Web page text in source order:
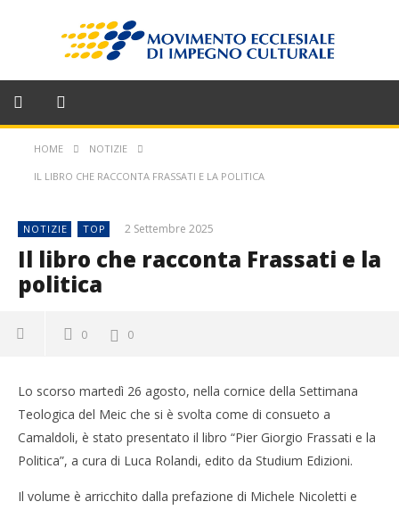
HOME NOTIZIE
IL LIBRO CHE RACCONTA FRASSATI E LA POLITICA
NOTIZIE TOP 2 Settembre 2025
Il libro che racconta Frassati e la
politica
0 0
Lo scorso martedì 26 agosto, nella cornice della Settimana
Teologica del Meic che si è svolta come di consueto a
Camaldoli, è stato presentato il libro “Pier Giorgio Frassati e la
Politica”, a cura di Luca Rolandi, edito da Studium Edizioni.
Il volume è arricchito dalla prefazione di Michele Nicoletti e